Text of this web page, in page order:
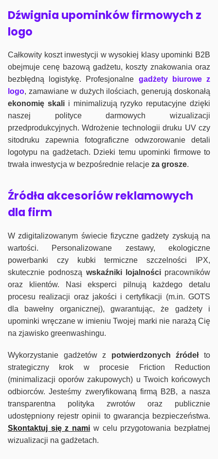
Dźwignia upominków firmowych z
logo
Całkowity koszt inwestycji w wysokiej klasy upominki B2B
obejmuje cenę bazową gadżetu, koszty znakowania oraz
bezbłędną logistykę. Profesjonalne gadżety biurowe z
logo, zamawiane w dużych ilościach, generują doskonałą
ekonomię skalii minimalizują ryzyko reputacyjne dzięki
naszej polityce darmowych wizualizacji
przedprodukcyjnych. Wdrożenie technologii druku UV czy
sitodruku zapewnia fotograficzne odwzorowanie detali
logotypu na gadżetach. Dzieki temu upominki firmowe to
trwała inwestycja w bezpośrednie relacje za grosze.
Źródła akcesoriów reklamowych
dla firm
W zdigitalizowanym świecie fizyczne gadżety zyskują na
wartości. Personalizowane zestawy, ekologiczne
powerbanki czy kubki termiczne szczelności IPX,
skutecznie podnoszą wskaźniki lojalnościpracowników
oraz klientów. Nasi eksperci pilnują każdego detalu
procesu realizacji oraz jakości i certyfikacji (m.in. GOTS
dla bawełny organicznej), gwarantując, że gadżety i
upominki wręczane w imieniu Twojej marki nie narażą Cię
na zjawisko greenwashingu.
Wykorzystanie gadżetów z potwierdzonych źródełto
strategiczny krok w procesie Friction Reduction
(minimalizacji oporów zakupowych) u Twoich końcowych
odbiorców. Jesteśmy zweryfikowaną firmą B2B, a nasza
transparentna polityka zwrotów oraz publicznie
udostępniony rejestr opinii to gwarancja bezpieczeństwa.
Skontaktuj się z nami w celu przygotowania bezpłatnej
wizualizacji na gadżetach.